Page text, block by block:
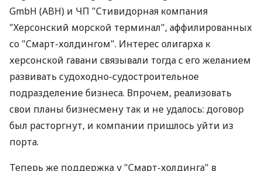
GmbH (ABH) и ЧП "Стивидорная компания
"Херсонский морской терминал", аффилированных
со "Смарт-холдингом". Интерес олигарха к
херсонской гавани связывали тогда с его желанием
развивать судоходно-судостроительное
подразделение бизнеса. Впрочем, реализовать
свои планы бизнесмену так и не удалось: договор
был расторгнут, и компании пришлось уйти из
порта.
Теперь же поддержка у "Смарт-холдинга" в